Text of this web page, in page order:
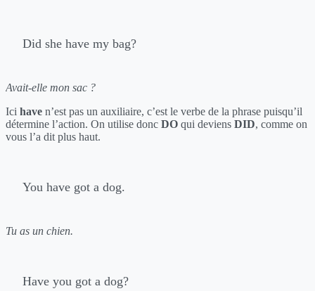
Did she have my bag?
Avait-elle mon sac ?
Ici have n’est pas un auxiliaire, c’est le verbe de la phrase puisqu’il
détermine l’action. On utilise donc DO qui deviens DID, comme on
vous l’a dit plus haut.
You have got a dog.
Tu as un chien.
Have you got a dog?